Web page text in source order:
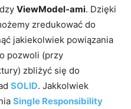
ViewModel-ami. Dzięki
zredukować do
jakiekolwiek powiązania
pozwoli (przy
zbliżyć się do
SOLID. Jakkolwiek
Single Responsibility